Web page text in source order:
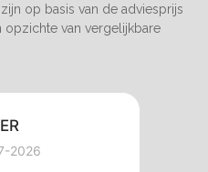
op basis van de adviesprijs
van vergelijkbare